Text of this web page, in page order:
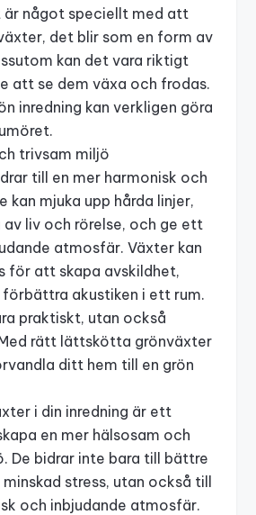
är något speciellt med att
det blir som en form av
kan det vara riktigt
att se dem växa och frodas.
inredning kan verkligen göra
trivsam miljö
till en mer harmonisk och
kan mjuka upp hårda linjer,
av liv och rörelse, och ge ett
atmosfär. Växter kan
för att skapa avskildhet,
akustiken i ett rum.
praktiskt, utan också
rätt lättskötta grönväxter
ditt hem till en grön
i din inredning är ett
en mer hälsosam och
De bidrar inte bara till bättre
stress, utan också till
och inbjudande atmosfär.